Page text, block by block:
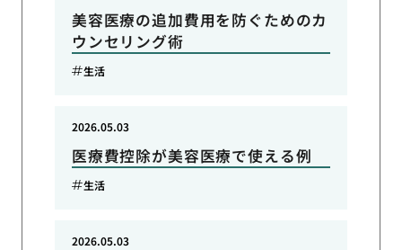
美容医療の追加費用を防ぐためのカ
ウンセリング術
生活
医療費控除が美容医療で使える例
2026.05.03
生活
2026.05.03